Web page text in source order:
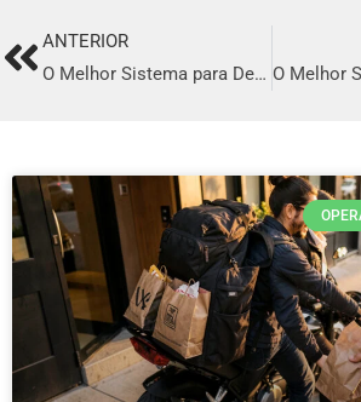
PrevANTERIOR
O Melhor Sistema para Delivery em Lajeado